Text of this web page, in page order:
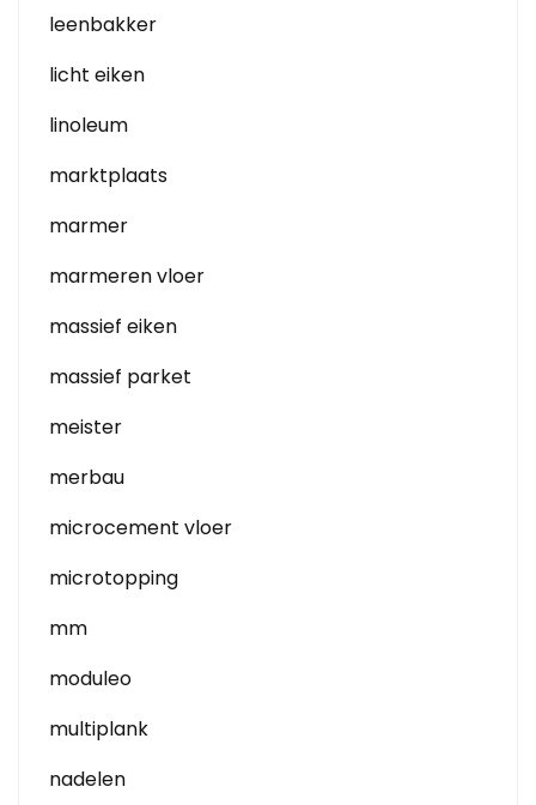
leenbakker
licht eiken
linoleum
marktplaats
marmer
marmeren vloer
massief eiken
massief parket
meister
merbau
microcement vloer
microtopping
mm
moduleo
multiplank
nadelen